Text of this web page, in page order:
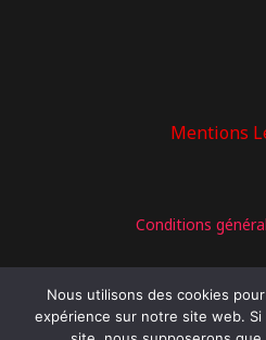
Mentions
Conditions
: Capteur magnétique
Nous utilisons des cookies
expérience sur notre site web.